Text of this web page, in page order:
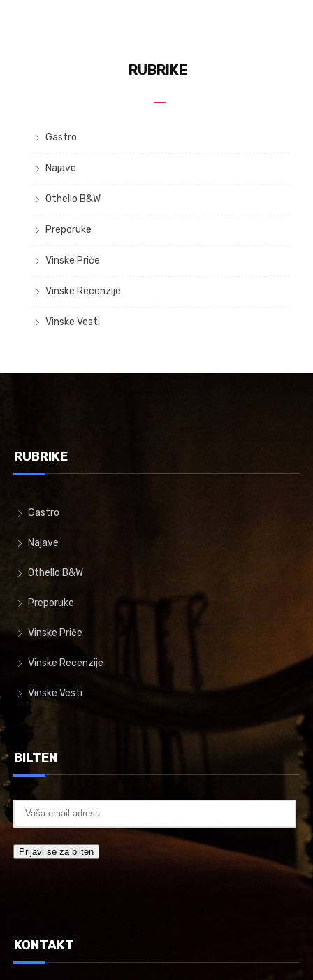
RUBRIKE
Gastro
Najave
Othello B&W
Preporuke
Vinske Priče
Vinske Recenzije
Vinske Vesti
RUBRIKE
Gastro
Najave
Othello B&W
Preporuke
Vinske Priče
Vinske Recenzije
Vinske Vesti
BILTEN
KONTAKT